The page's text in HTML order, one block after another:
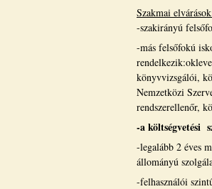
Szakmai
-szakirányú
-más felsőfokú
könyvvizsgálói,
Nemzetközi
rendszerellenőr,
-a költségvetési
-legalább 2 éves
állományú
-felhasználói